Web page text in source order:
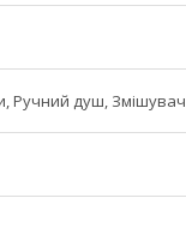
Ручний душ, Змішувач